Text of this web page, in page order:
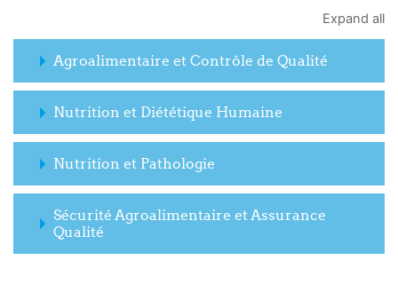
Expand all
Agroalimentaire et Contrôle de Qualité
Nutrition et Diététique Humaine
Nutrition et Pathologie
Sécurité Agroalimentaire et Assurance
Qualité